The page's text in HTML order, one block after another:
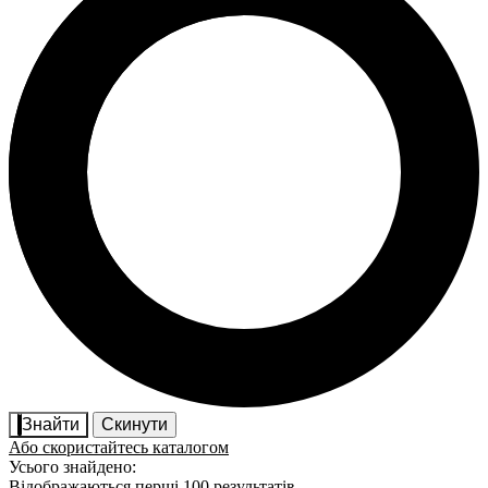
Знайти
Скинути
Або скористайтесь каталогом
Усього знайдено: